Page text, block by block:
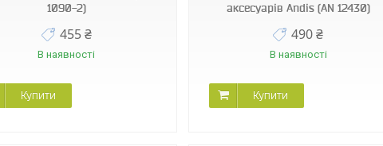
1090-2)
455 ₴
В наявності
Купити
аксесуарів Andis (AN 12430)
490 ₴
В наявності
Купити